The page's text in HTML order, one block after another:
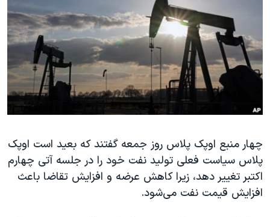
فرهنگ و زندگی
حقوق شهروندی
اقتصادی
علم و فناوری
آرشیو پخش زنده
انتخابات ریاست جمهوری آمریکا ۲۰۲۴
حمله جمهوری اسلامی به اسرائیل
رمز مهسا
ورزش زنان در ایران
مجموعه مستندهای دادخواهی
تریبونال مردمی آبان ۹۸
دادگاه حمید نوری
زبانهای مختلف
چهار منبع اوپک پلاس روز جمعه گفتند که بعید است اوپک
پلاس سیاست فعلی تولید نفت خود را در جلسه آتی چهارم
اکتبر تغییر دهد، زیرا کاهش عرضه و افزایش تقاضا باعث
افزایش قیمت نفت می‌شود.